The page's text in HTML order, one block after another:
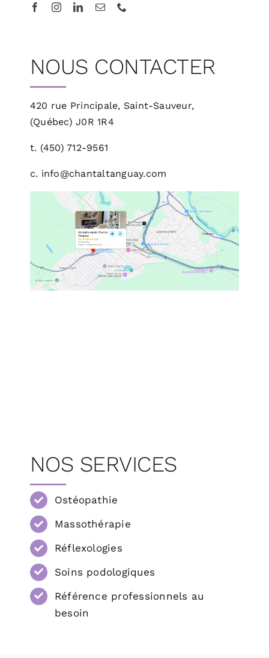
NOUS CONTACTER
420 rue Principale, Saint-Sauveur,
(Québec)J0R 1R4
t. (450) 712-9561
c. info@chantaltanguay.com
NOS SERVICES
Ostéopathie
Massothérapie
Réflexologies
Soins podologiques
Référence professionnels au
besoin